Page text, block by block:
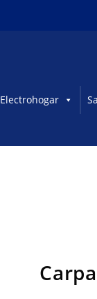
Electrohogar